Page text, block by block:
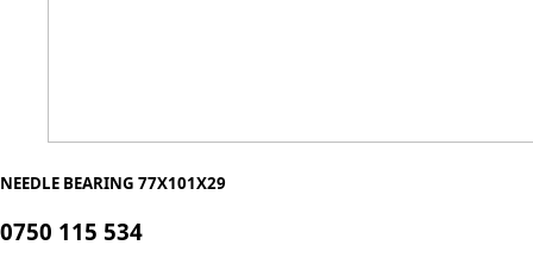
NEEDLE BEARING 77X101X29
0750 115 534